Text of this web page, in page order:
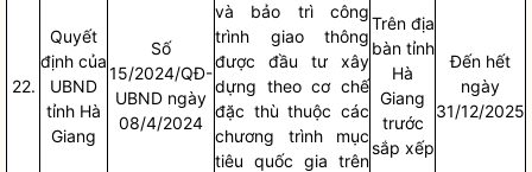
22.
Quyết
định của
UBND
tỉnh Hà
Giang
Số
15/2024/QĐ-
UBND ngày
08/4/2024
và bảo trì công
trình giao thông
được đầu tư xây
dựng theo cơ chế
đặc thù thuộc các
chương trình mục
tiêu quốc gia trên
Trên địa
bàntỉnh
Hà
Giang
trước
sắp xếp
Đến hết
ngày
31/12/2025